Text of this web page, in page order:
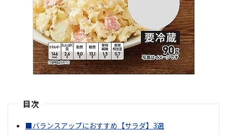
目次
■バランスアップにおすすめ【サラダ】3選